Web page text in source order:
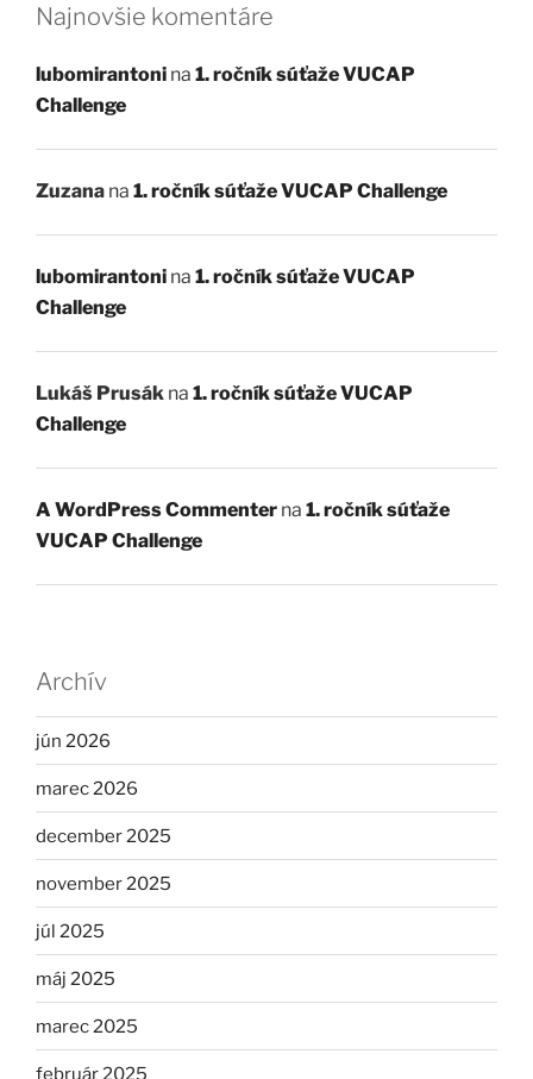
Najnovšie komentáre
lubomirantoni na 1. ročník súťaže VUCAP
Challenge
Zuzana na 1. ročník súťaže VUCAP Challenge
lubomirantoni na 1. ročník súťaže VUCAP
Challenge
Lukáš Prusák na 1. ročník súťaže VUCAP
Challenge
A WordPress Commenter na 1. ročník súťaže
VUCAP Challenge
Archív
jún 2026
marec 2026
december 2025
november 2025
júl 2025
máj 2025
marec 2025
február 2025